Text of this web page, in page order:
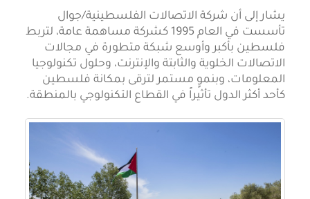
يشار إلى أن شركة الاتصالات الفلسطينية/جوال
تأسست في العام 1995 كشركة مساهمة عامة، لتربط
فلسطين بأكبر وأوسع شبكة متطورة في مجالات
الاتصالات الخلوية والثابتة والإنترنت، وحلول تكنولوجيا
المعلومات، وبنموٍ مستمر لترقى بمكانة فلسطين
كأحد أكثر الدول تأثيراً في القطاع التكنولوجي بالمنطقة.